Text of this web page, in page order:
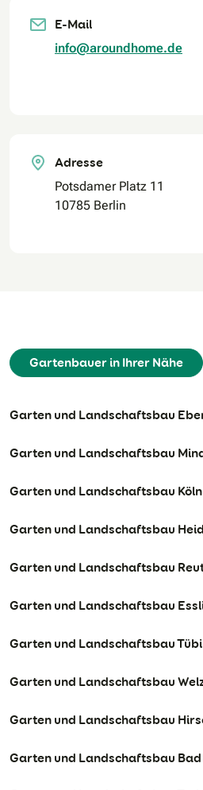
E-Mail
info@aroundhome.de
Adresse
Potsdamer Platz 11
10785 Berlin
Gartenbauer in Ihrer Nähe
Garten und Landschaftsbau
Garten und Landschaftsbau
Garten und Landschaftsbau Köln
Garten und Landschaftsbau
Garten und Landschaftsbau
Garten und Landschaftsbau
Garten und Landschaftsbau
Garten und Landschaftsbau
Garten und Landschaftsbau
Garten und Landschaftsbau